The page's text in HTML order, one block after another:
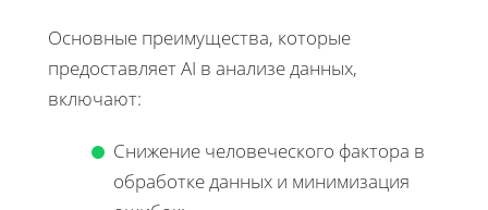
Основные преимущества, которые
предоставляет AI в анализе данных,
включают:
Снижение человеческого фактора в
обработке данных и минимизация